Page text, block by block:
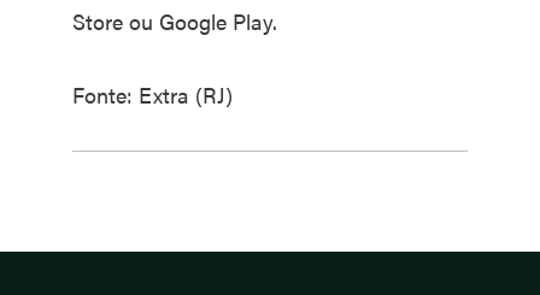
Store ou Google Play.
Fonte: Extra (RJ)